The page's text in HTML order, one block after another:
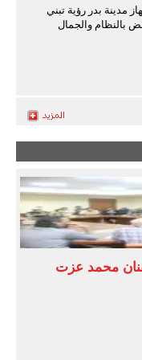
مدينة بدر رؤية تبني
بالنظام والجمال
محمد عزت